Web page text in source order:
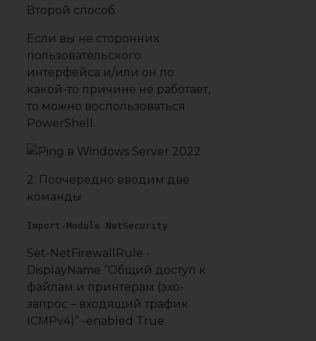
Второй способ.
Если вы не сторонник
пользовательского
интерфейса и/или он по
какой-то причине не работает,
то можно воспользоваться
PowerShell.
2. Поочередно вводим две
команды
Import-Module NetSecurity
Set-NetFirewallRule -
DisplayName “Общий доступ к
файлам и принтерам (эхо-
запрос – входящий трафик
ICMPv4)” -enabled True